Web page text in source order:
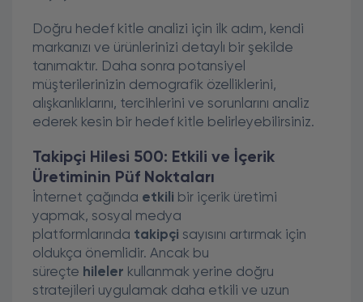
Doğru hedef kitle analizi için ilk adım, kendi
markanızı ve ürünlerinizi detaylı bir şekilde
tanımaktır. Daha sonra potansiyel
müşterilerinizin demografik özelliklerini,
alışkanlıklarını, tercihlerini ve sorunlarını analiz
ederek kesin bir hedef kitle belirleyebilirsiniz.
Takipçi Hilesi 500: Etkili ve İçerik
Üretiminin Püf Noktaları
İnternet çağında etkili bir içerik üretimi
yapmak, sosyal medya
platformlarında takipçi sayısını artırmak için
oldukça önemlidir. Ancak bu
süreçte hileler kullanmak yerine doğru
stratejileri uygulamak daha etkili ve uzun